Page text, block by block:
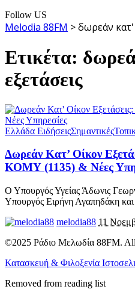
Follow US
Melodia 88FM >δωρεάν κατ'
Ετικέτα:
εξετάσεις
Ελλάδα ΕιδήσειςΣημαντικές
Δωρεάν Κατ’ Οίκον
ΚΟΜΥ (1135) & Νέες
Ο Υπουργός Υγείας Άδωνις
Υπουργός Ειρήνη Αγαπηδάκη
melodia88 11
©2025 Ράδιο Μελωδία 88FM.
Κατασκευή & Φιλοξενία
Removed from reading list